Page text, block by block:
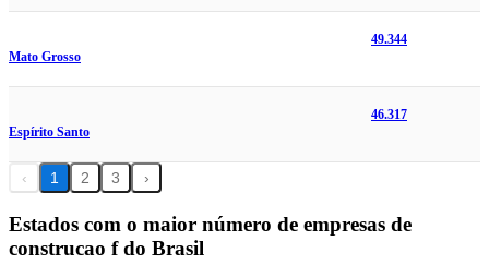
Mato Grosso
49.344
Espírito Santo
46.317
‹ 1 2 3 ›
Estados com o maior número de empresas de
construcao f do Brasil